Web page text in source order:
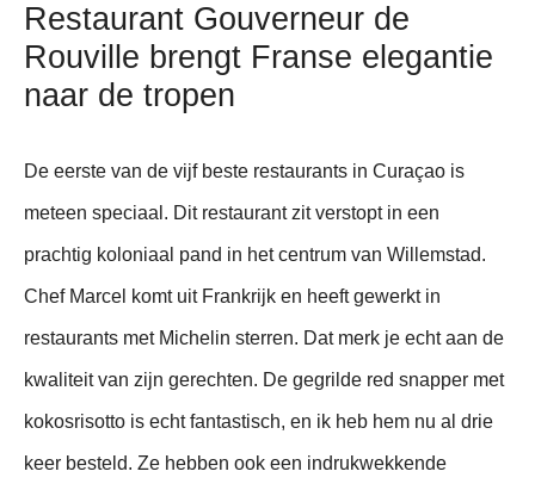
Restaurant Gouverneur de
Rouville brengt Franse elegantie
naar de tropen
De eerste van de vijf beste restaurants in Curaçao is
meteen speciaal. Dit restaurant zit verstopt in een
prachtig koloniaal pand in het centrum van Willemstad.
Chef Marcel komt uit Frankrijk en heeft gewerkt in
restaurants met Michelin sterren. Dat merk je echt aan de
kwaliteit van zijn gerechten. De gegrilde red snapper met
kokosrisotto is echt fantastisch, en ik heb hem nu al drie
keer besteld. Ze hebben ook een indrukwekkende